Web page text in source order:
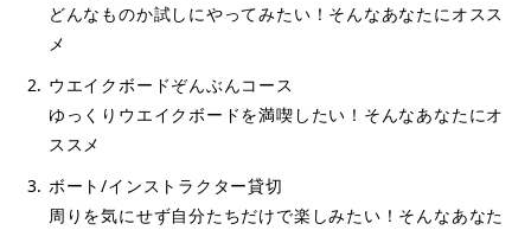
どんなものか試しにやってみたい！そんなあなたにオスス
メ
ウエイクボードぞんぶんコース
ゆっくりウエイクボードを満喫したい！そんなあなたにオ
ススメ
ボート/インストラクター貸切
周りを気にせず自分たちだけで楽しみたい！そんなあなた